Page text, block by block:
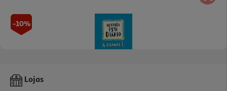
-10%
Livro Destrói Este Diário À Grande - Capa Azul
Lojas